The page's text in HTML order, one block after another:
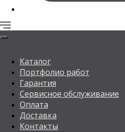
Каталог
Портфолио работ
Гарантия
Сервисное обслуживание
Оплата
Доставка
Контакты